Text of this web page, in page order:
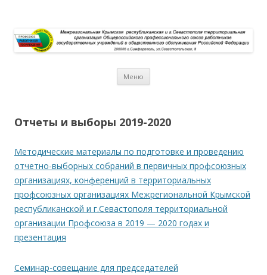
Меню
Отчеты и выборы 2019-2020
Методические материалы по подготовке и проведению
отчетно-выборных собраний в первичных профсоюзных
организациях, конференций в территориальных
профсоюзных организациях Межрегиональной Крымской
республиканской и г.Севастополя территориальной
организации Профсоюза в 2019 — 2020 годах и
презентация
Семинар-совещание для председателей